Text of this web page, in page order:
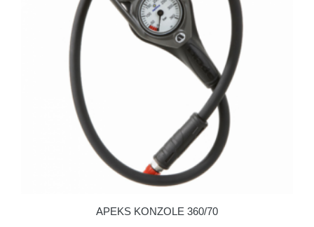
APEKS KONZOLE 360/70